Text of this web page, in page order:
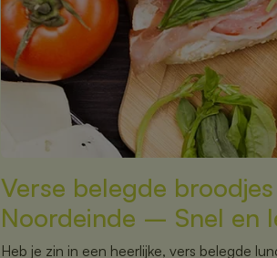
Verse belegde
Noordeinde – Snel en
Heb je zin in een heerlijke, vers belegde